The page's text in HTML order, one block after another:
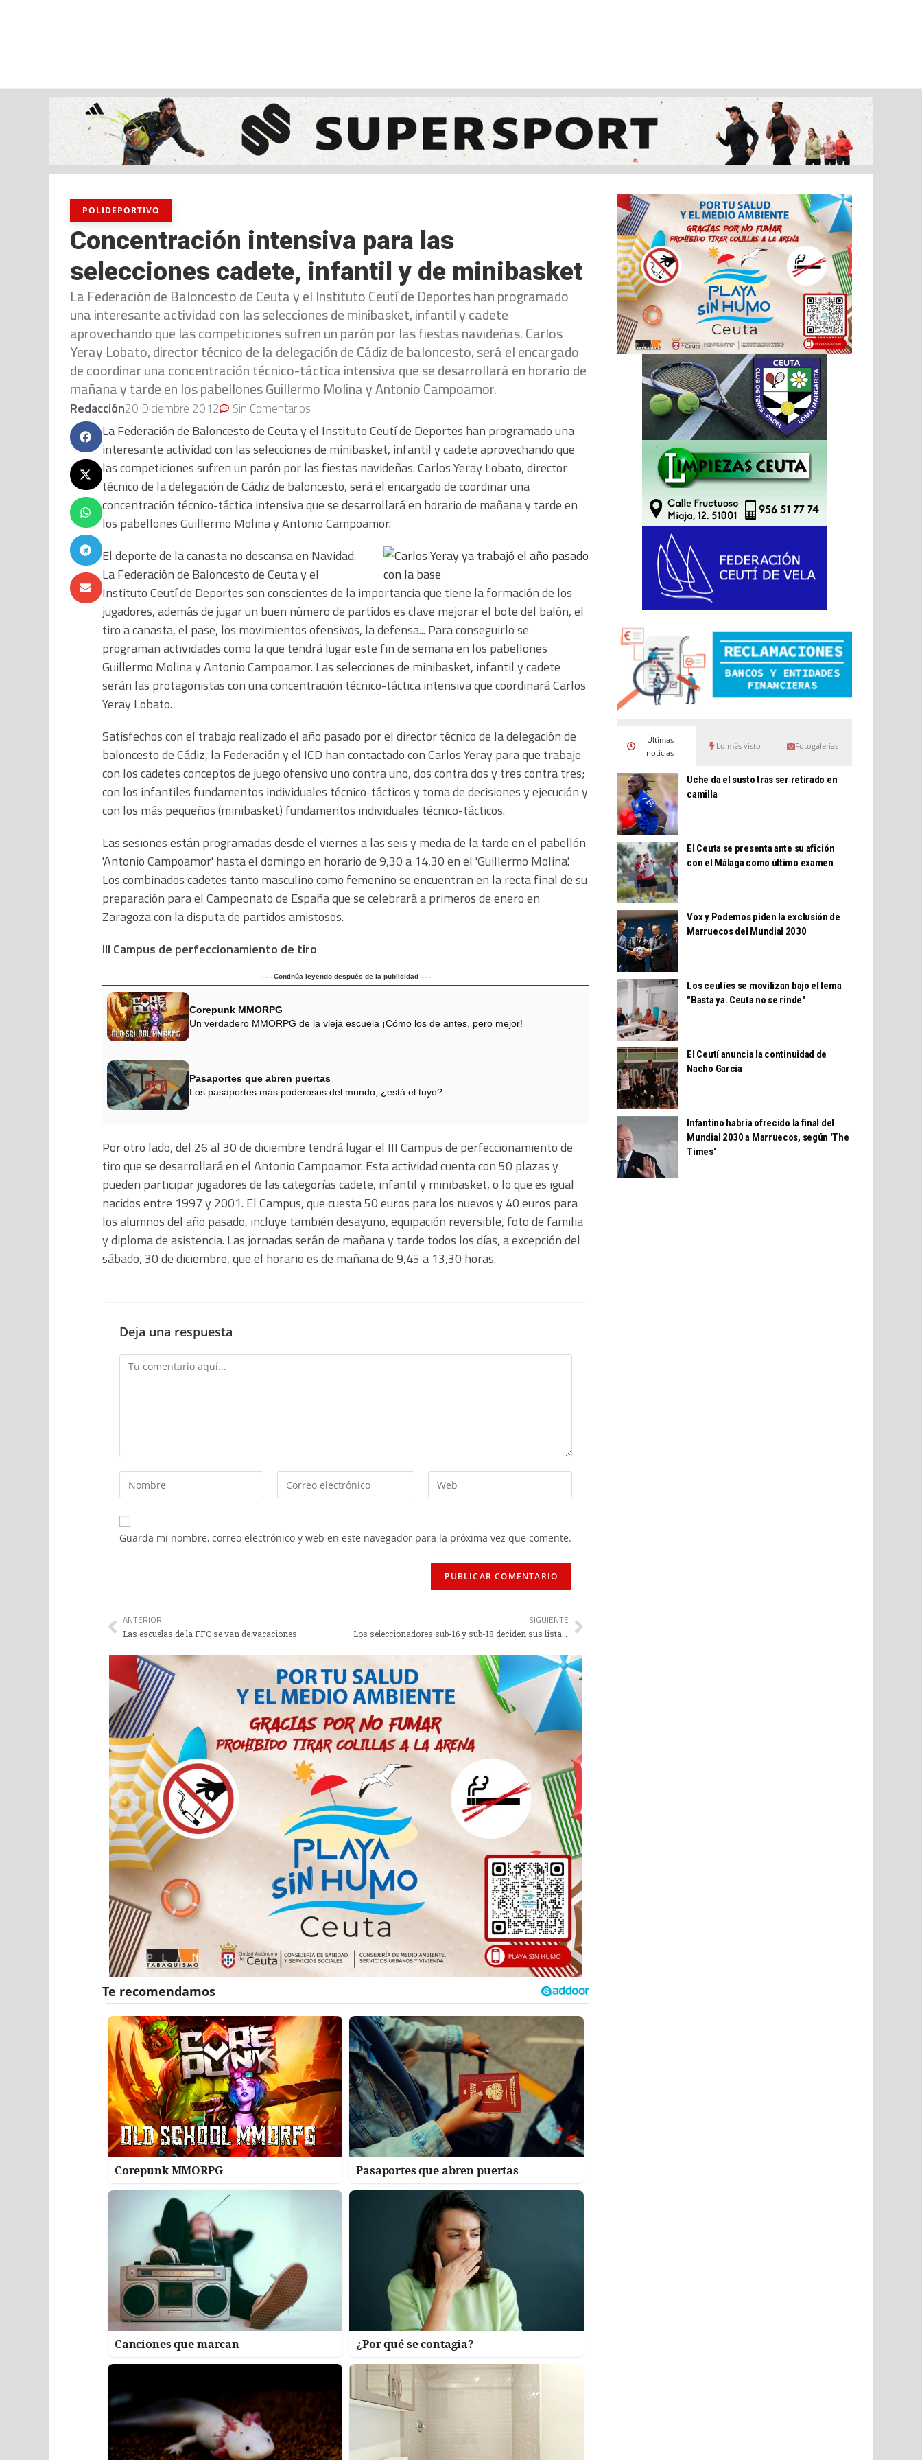
POLIDEPORTIVO
Concentración intensiva para las
selecciones cadete, infantil y de minibasket
La Federación de Baloncesto de Ceuta y el Instituto Ceutí de Deportes han programado
una interesante actividad con las selecciones de minibasket, infantil y cadete
aprovechando que las competiciones sufren un parón por las fiestas navideñas. Carlos
Yeray Lobato, director técnico de la delegación de Cádiz de baloncesto, será el encargado
de coordinar una concentración técnico-táctica intensiva que se desarrollará en horario de
mañana y tarde en los pabellones Guillermo Molina y Antonio Campoamor.
Redacción20 Diciembre 2012 Sin Comentarios
La Federación de Baloncesto de Ceuta y el Instituto Ceutí de Deportes han programado una
interesante actividad con las selecciones de minibasket, infantil y cadete aprovechando que
las competiciones sufren un parón por las fiestas navideñas. Carlos Yeray Lobato, director
técnico de la delegación de Cádiz de baloncesto, será el encargado de coordinar una
concentración técnico-táctica intensiva que se desarrollará en horario de mañana y tarde en
los pabellones Guillermo Molina y Antonio Campoamor.
El deporte de la canasta no descansa en Navidad.
La Federación de Baloncesto de Ceuta y el
Instituto Ceutí de Deportes son conscientes de la importancia que tiene la formación de los
jugadores, además de jugar un buen número de partidos es clave mejorar el bote del balón, el
tiro a canasta, el pase, los movimientos ofensivos, la defensa... Para conseguirlo se
programan actividades como la que tendrá lugar este fin de semana en los pabellones
Guillermo Molina y Antonio Campoamor. Las selecciones de minibasket, infantil y cadete
serán las protagonistas con una concentración técnico-táctica intensiva que coordinará Carlos
Yeray Lobato.
Satisfechos con el trabajo realizado el año pasado por el director técnico de la delegación de
baloncesto de Cádiz, la Federación y el ICD han contactado con Carlos Yeray para que trabaje
con los cadetes conceptos de juego ofensivo uno contra uno, dos contra dos y tres contra tres;
con los infantiles fundamentos individuales técnico-tácticos y toma de decisiones y ejecución y
con los más pequeños (minibasket) fundamentos individuales técnico-tácticos.
Las sesiones están programadas desde el viernes a las seis y media de la tarde en el pabellón
'Antonio Campoamor' hasta el domingo en horario de 9,30 a 14,30 en el 'Guillermo Molina'.
Los combinados cadetes tanto masculino como femenino se encuentran en la recta final de su
preparación para el Campeonato de España que se celebrará a primeros de enero en
Zaragoza con la disputa de partidos amistosos.
III Campus de perfeccionamiento de tiro
- - - Continúa leyendo después de la publicidad - - -
Corepunk MMORPG
Un verdadero MMORPG de la vieja escuela ¡Cómo los de antes, pero mejor!
Pasaportes que abren puertas
Los pasaportes más poderosos del mundo, ¿está el tuyo?
Por otro lado, del 26 al 30 de diciembre tendrá lugar el III Campus de perfeccionamiento de
tiro que se desarrollará en el Antonio Campoamor. Esta actividad cuenta con 50 plazas y
pueden participar jugadores de las categorías cadete, infantil y minibasket, o lo que es igual
nacidos entre 1997 y 2001. El Campus, que cuesta 50 euros para los nuevos y 40 euros para
los alumnos del año pasado, incluye también desayuno, equipación reversible, foto de familia
y diploma de asistencia. Las jornadas serán de mañana y tarde todos los días, a excepción del
sábado, 30 de diciembre, que el horario es de mañana de 9,45 a 13,30 horas.
Deja una respuesta
Guarda mi nombre, correo electrónico y web en este navegador para la próxima vez que comente.
ANTERIOR
Las escuelas de la FFC se van de vacaciones
SIGUIENTE
Corepunk MMORPG Pasaportes que abren puertas
Canciones que marcan ¿Por qué se contagia?
Últimas
noticias
Lo más visto Fotogalerías
Uche da el susto tras ser retirado en
camilla
El Ceuta se presenta ante su afición
con el Málaga como último examen
Vox y Podemos piden la exclusión de
Marruecos del Mundial 2030
Los ceutíes se movilizan bajo el lema
"Basta ya. Ceuta no se rinde"
El Ceutí anuncia la continuidad de
Nacho García
Infantino habría ofrecido la final del
Mundial 2030 a Marruecos, según 'The
Times'